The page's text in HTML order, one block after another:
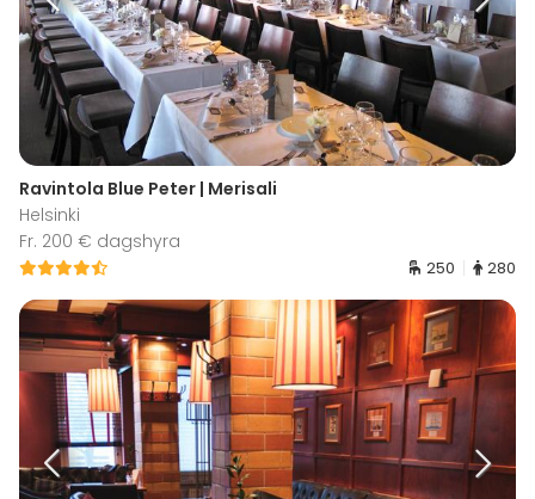
Ravintola Blue Peter | Merisali
Helsinki
Fr. 200 € dagshyra
250 280